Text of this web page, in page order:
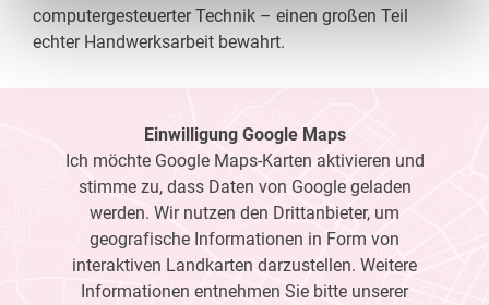
computergesteuerter Technik – einen großen Teil
echter Handwerksarbeit bewahrt.
Einwilligung Google Maps
Ich möchte Google Maps-Karten aktivieren und
stimme zu, dass Daten von Google geladen
werden. Wir nutzen den Drittanbieter, um
geografische Informationen in Form von
interaktiven Landkarten darzustellen. Weitere
Informationen entnehmen Sie bitte unserer